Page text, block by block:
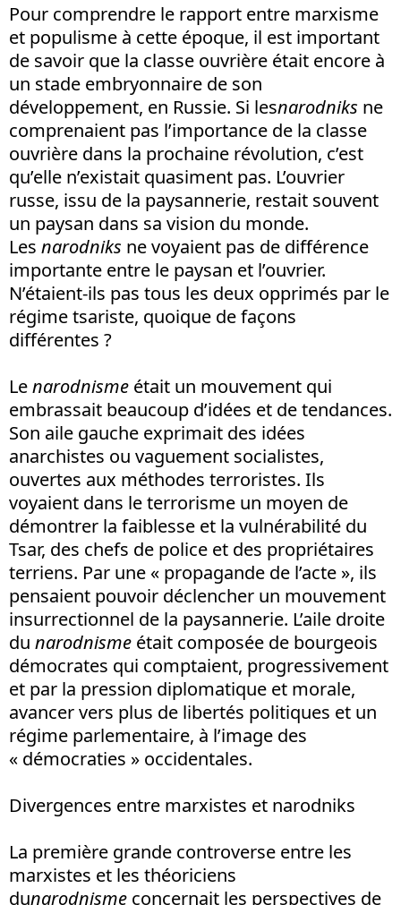
Pour comprendre le rapport entre marxisme
et populisme à cette époque, il est important
de savoir que la classe ouvrière était encore à
un stade embryonnaire de son
développement, en Russie. Si lesnarodniks ne
comprenaient pas l’importance de la classe
ouvrière dans la prochaine révolution, c’est
qu’elle n’existait quasiment pas. L’ouvrier
russe, issu de la paysannerie, restait souvent
un paysan dans sa vision du monde.
Les narodniks ne voyaient pas de différence
importante entre le paysan et l’ouvrier.
N’étaient-ils pas tous les deux opprimés par le
régime tsariste, quoique de façons
différentes ?
Lenarodnisme était un mouvement qui
embrassait beaucoup d’idées et de tendances.
Son aile gauche exprimait des idées
anarchistes ou vaguement socialistes,
ouvertes aux méthodes terroristes. Ils
voyaient dans le terrorisme un moyen de
démontrer la faiblesse et la vulnérabilité du
Tsar, des chefs de police et des propriétaires
terriens. Par une « propagande de l’acte », ils
pensaient pouvoir déclencher un mouvement
insurrectionnel de la paysannerie. L’aile droite
du narodnisme était composée de bourgeois
démocrates qui comptaient, progressivement
et par la pression diplomatique et morale,
avancer vers plus de libertés politiques et un
régime parlementaire, à l’image des
« démocraties » occidentales.
Divergences entre marxistes et narodniks
La première grande controverse entre les
marxistes et les théoriciens
dunarodnisme concernait les perspectives de